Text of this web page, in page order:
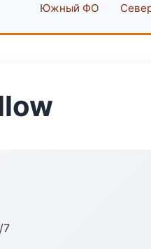
Южный ФО
7